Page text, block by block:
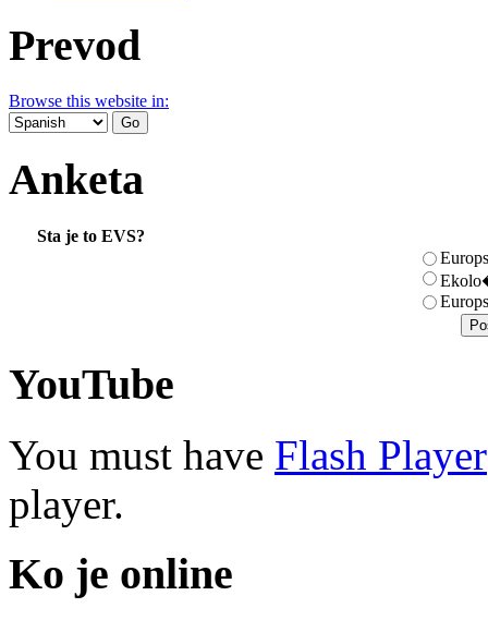
Prevod
Browse this website in:
Anketa
Sta je to EVS?
YouTube
You must have Flash Player
player.
Ko je online